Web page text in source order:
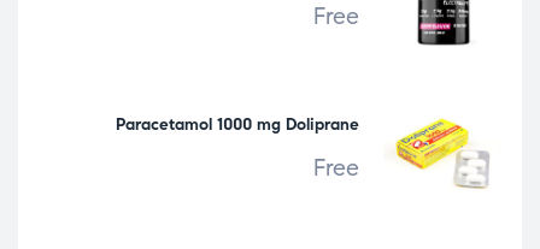
Free
Paracetamol 1000 mg Doliprane
Free